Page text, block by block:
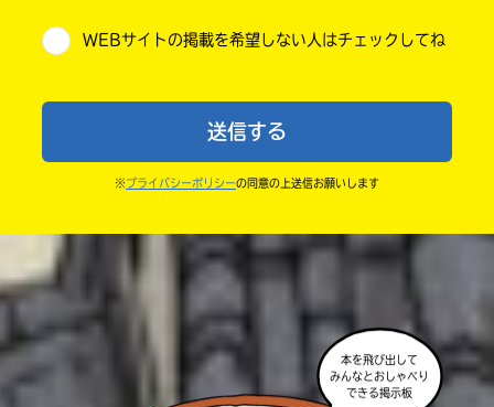
小学6年
中学1年
高校生以上
・送ってからすぐには紹介されないので、待ってて
ならないよう気をつけてね。
・キャンペーン開催中は、投稿した後の画面にバナー
・ポプラ社の宣伝物で紹介させてもらうことがある
・かき終えたら、人を傷つけていたり、個人情報をか
きこんでいたり、字がまちがっていたりしないか、読
みなおしてみてね。
WEBサイトの掲載を希望しない人はチェックしてね
送信する
※ プライバシーポリシーの同意の上送信お願いします
本を飛び出して
みんなとおしゃべり
できる掲示板